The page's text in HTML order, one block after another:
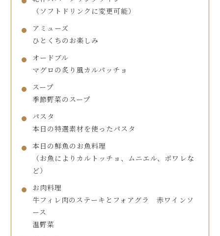
（ソフトドリンクに変更可能）
アミューズ
ひとくちのお楽しみ
オードブル
マグロの炙り風カルパッチョ
スープ
季節野菜のスープ
パスタ
本日の特選素材を使ったパスタ
本日の鮮魚のお魚料理
（お魚によりカルトッチョ、ムニエル、ポワレな
ど）
お肉料理
牛フィレ肉のステーキとフォアグラ 赤ワインソ
ース
温野菜